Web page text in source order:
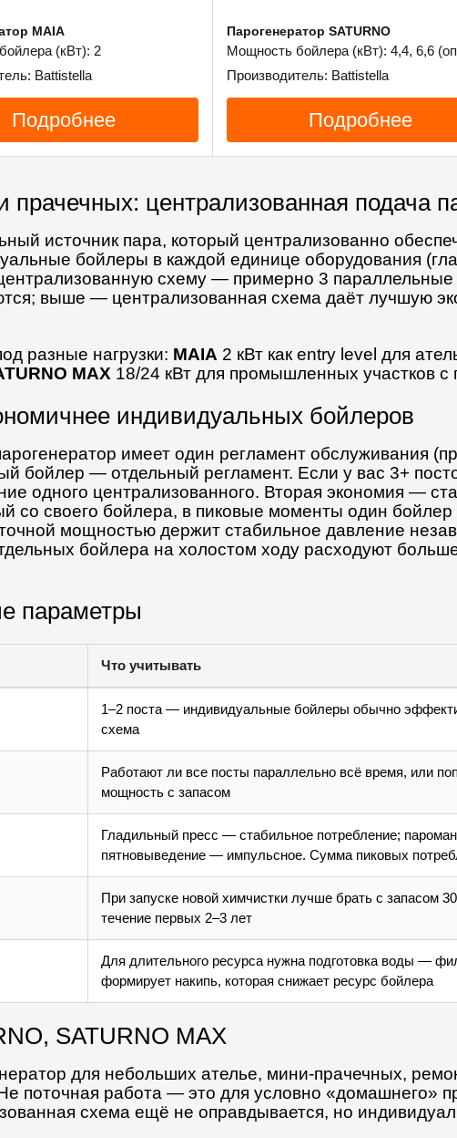
MAIA
(кВт): 2
Battistella
Подробнее
Парогенератор SATURNO
Мощность бойлера (кВт): 4,4, 6,6
Производитель: Battistella
Подробнее
прачечных: централизованная подача
источник пара, который централизованно
бойлеры в каждой единице оборудования
схему — примерно 3 параллельные
выше — централизованная схема даёт лучшую
разные нагрузки: MAIA 2 кВт как entry level для
MAX 18/24 кВт для промышленных участков с
индивидуальных бойлеров
имеет один регламент обслуживания
бойлер — отдельный регламент. Если у вас 3+
одного централизованного. Вторая экономия —
со своего бойлера, в пиковые моменты один
мощностью держит стабильное давление
бойлера на холостом ходу расходуют
параметры
Что учитывать
1–2 поста — индивидуальные бойлеры обычно
схема
Работают ли все посты параллельно всё время, или
мощность с запасом
Гладильный пресс — стабильное потребление;
пятновыведение — импульсное. Сумма пиковых
При запуске новой химчистки лучше брать с запасом
течение первых 2–3 лет
Для длительного ресурса нужна подготовка воды —
формирует накипь, которая снижает ресурс бойлера
SATURNO MAX
для небольших ателье, мини-прачечных,
поточная работа — это для условно «домашнего»
схема ещё не оправдывается, но